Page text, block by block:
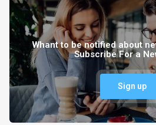
Whant to be notified about
Subscribe For a
Sign up